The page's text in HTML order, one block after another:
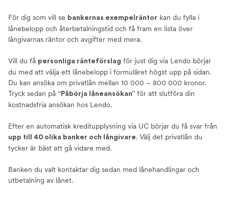
Om Compricer
Om oss
För dig som vill se bankernas exempelräntor kan du fylla i
lånebelopp och återbetalningstid och få fram en lista över
långivarnas räntor och avgifter med mera.
Vill du få personliga ränteförslag för just dig via Lendo börjar
du med att välja ett lånebelopp i formuläret högst upp på sidan.
Du kan ansöka om privatlån mellan 10 000 – 800 000 kronor.
Tryck sedan på “Påbörja låneansökan” för att slutföra din
kostnadsfria ansökan hos Lendo.
Efter en automatisk kreditupplysning via UC börjar du få svar från
upp till 40 olika banker och långivare. Välj det privatlån du
tycker är bäst att gå vidare med.
Banken du valt kontaktar dig sedan med lånehandlingar och
utbetalning av lånet.